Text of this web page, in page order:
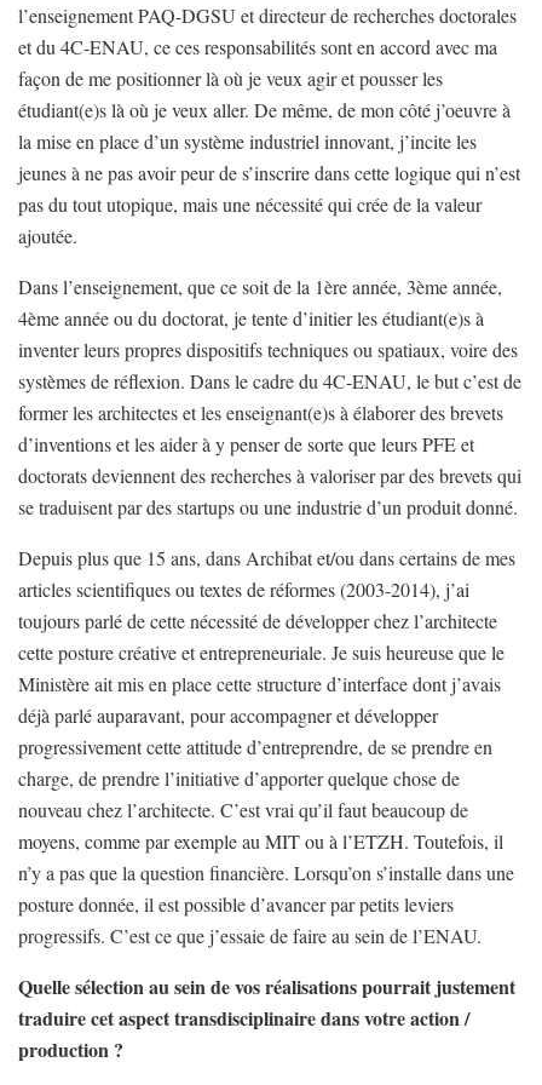
l’enseignement PAQ-DGSU et directeur de recherches doctorales
et du 4C-ENAU, ce ces responsabilités sont en accord avec ma
façon de me positionner là où je veux agir et pousser les
étudiant(e)s là où je veux aller. De même, de mon côté j’oeuvre à
la mise en place d’un système industriel innovant, j’incite les
jeunes à ne pas avoir peur de s’inscrire dans cette logique qui n’est
pas du tout utopique, mais une nécessité qui crée de la valeur
ajoutée.
Dans l’enseignement, que ce soit de la 1ère année, 3ème année,
4ème année ou du doctorat, je tente d’initier les étudiant(e)s à
inventer leurs propres dispositifs techniques ou spatiaux, voire des
systèmes de réflexion. Dans le cadre du 4C-ENAU, le but c’est de
former les architectes et les enseignant(e)s à élaborer des brevets
d’inventions et les aider à y penser de sorte que leurs PFE et
doctorats deviennent des recherches à valoriser par des brevets qui
se traduisent par des startups ou une industrie d’un produit donné.
Depuis plus que 15 ans, dans Archibat et/ou dans certains de mes
articles scientifiques ou textes de réformes (2003-2014), j’ai
toujours parlé de cette nécessité de développer chez l’architecte
cette posture créative et entrepreneuriale. Je suis heureuse que le
Ministère ait mis en place cette structure d’interface dont j’avais
déjà parlé auparavant, pour accompagner et développer
progressivement cette attitude d’entreprendre, de se prendre en
charge, de prendre l’initiative d’apporter quelque chose de
nouveau chez l’architecte. C’est vrai qu’il faut beaucoup de
moyens, comme par exemple au MIT ou à l’ETZH. Toutefois, il
n’y a pas que la question financière. Lorsqu’on s’installe dans une
posture donnée, il est possible d’avancer par petits leviers
progressifs. C’est ce que j’essaie de faire au sein de l’ENAU.
Quelle sélection au sein de vos réalisations pourrait justement
traduire cet aspect transdisciplinaire dans votre action /
production ?